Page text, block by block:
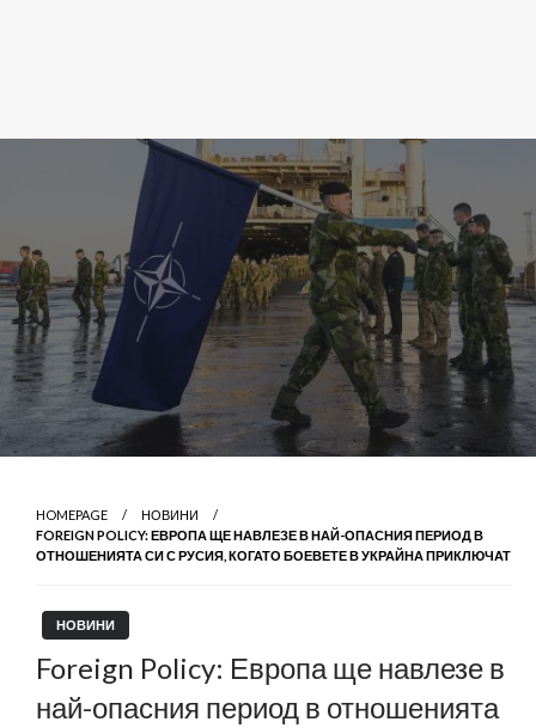
HOMEPAGE
НОВИНИ
FOREIGN POLICY: ЕВРОПА ЩЕ НАВЛЕЗЕ В НАЙ-ОПАСНИЯ ПЕРИОД В
ОТНОШЕНИЯТА СИ С РУСИЯ, КОГАТО БОЕВЕТЕ В УКРАЙНА ПРИКЛЮЧАТ
НОВИНИ
Foreign Policy: Европа ще навлезе в
най-опасния период в отношенията